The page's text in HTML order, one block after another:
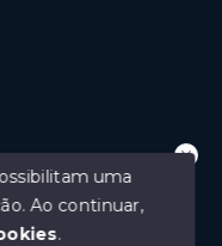
aqui!
buscando outro
uma
Ao continuar,
.